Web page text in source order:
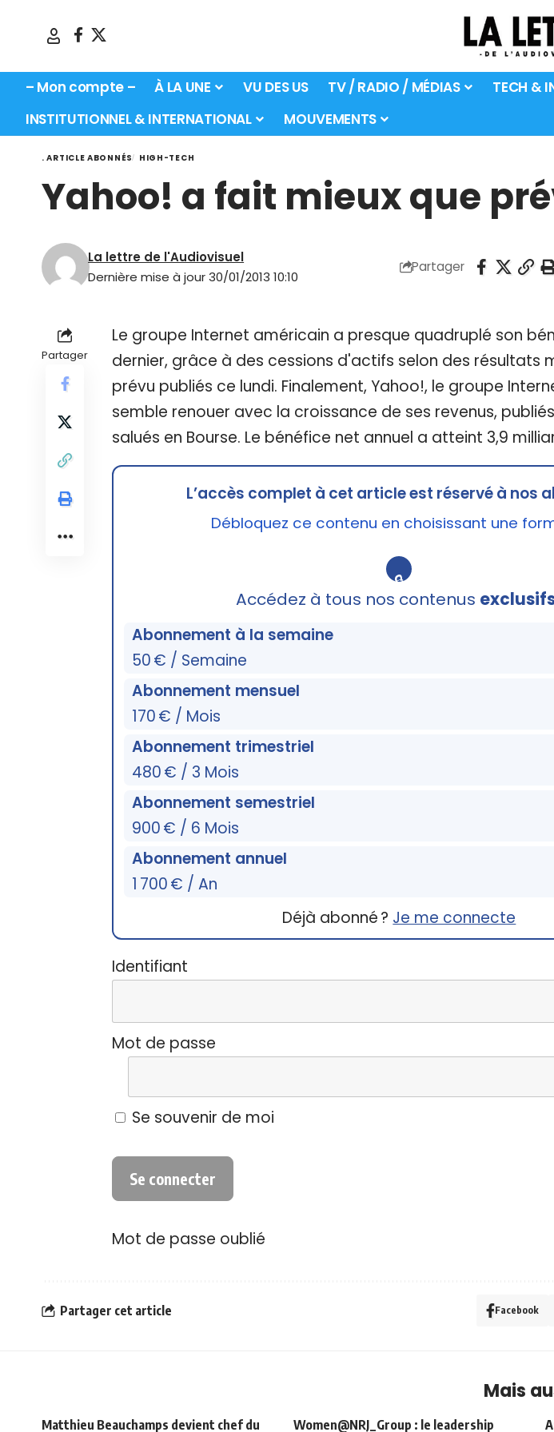
– Mon compte – À LA UNE VU DES US TV / RADIO / MÉDIAS TECH &
INSTITUTIONNEL & INTERNATIONAL
MOUVEMENTS
. ARTICLE ABONNÉS HIGH-TECH
Yahoo! a fait mieux que
Dernière mise à jour 30/01/2013 10:10
La lettre de l'Audiovisuel
Partager
Partager
Le groupe Internet américain a presque quadruplé son
dernier, grâce à des cessions d'actifs selon des résultats
prévu publiés ce lundi. Finalement, Yahoo!, le groupe
semble renouer avec la croissance de ses revenus,
salués en Bourse. Le bénéfice net annuel a atteint 3,9
L’accès complet à cet article est réservé à nos
Débloquez ce contenu en choisissant une
🔒
Accédez à tous nos contenus
Abonnement à la semaine
50 € / Semaine
Abonnement mensuel
170 € / Mois
Abonnement trimestriel
480 € / 3 Mois
Abonnement semestriel
900 € / 6 Mois
Abonnement annuel
1 700 € / An
Déjà abonné ? Je me connecte
Identifiant
Mot de passe
Se souvenir de moi
Mot de passe oublié
Partager cet article Facebook
Mais
Matthieu Beauchamps devient chef du Women@NRJ_Group : le leadership